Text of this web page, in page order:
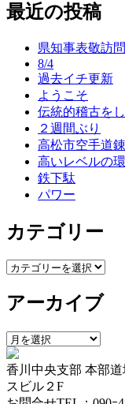
ナ
最近の投稿
県知事表敬訪問
8/4
過去イチ更新
ようこそ
伝統的稽古を
２週間ぶり
高松市空手道
高いレベルの
鉄下駄
パワー
カテゴリー
カ
ゴ
ー
アーカイブ
ア
ー
カ
イ
香川中央支部 本部
スビル２F